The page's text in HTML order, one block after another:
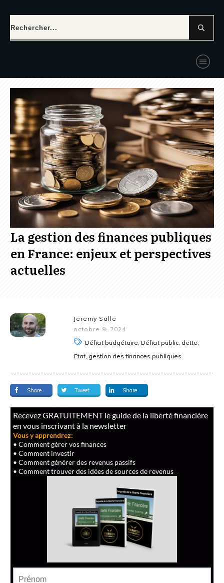
La gestion des finances publiques
en France: enjeux et perspectives
actuelles
Jeremy Salle
octobre 9, 2024
Déficit budgétaire, Déficit public, dette,
Etat, gestion des finances publiques
Share Tweet Share